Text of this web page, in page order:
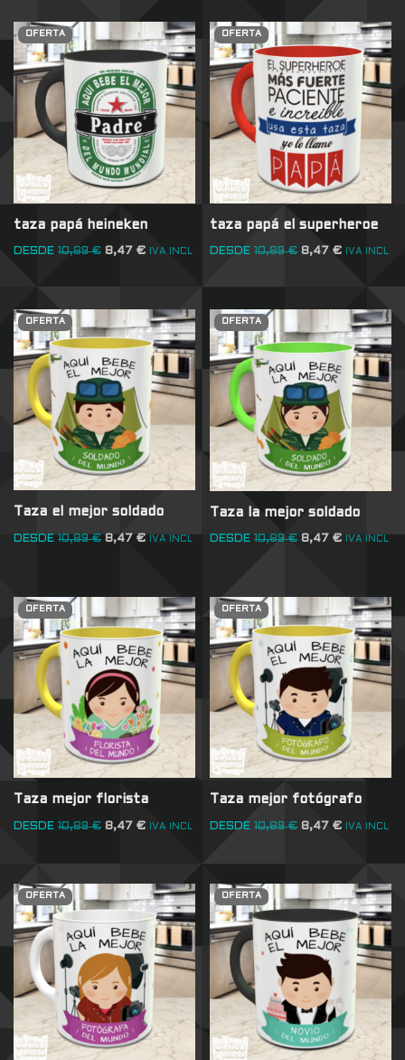
OFERTA
taza papá heineken
DESDE 10,89€ 8,47 € IVA INCL
OFERTA
taza papá el superheroe
DESDE 10,89€ 8,47€ IVA INCL
OFERTA
Taza el mejor soldado
DESDE 10,89€ 8,47 € IVA INCL
OFERTA
Taza la mejor soldado
DESDE 10,89€ 8,47€ IVA INCL
OFERTA
Taza mejor florista
DESDE 10,89€ 8,47 € IVA INCL
OFERTA
Taza mejor fotógrafo
DESDE 10,89€ 8,47€ IVA INCL
OFERTA OFERTA